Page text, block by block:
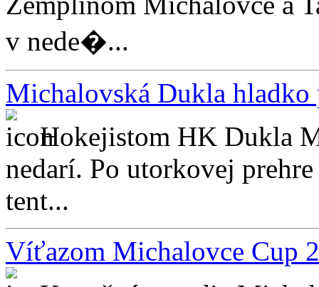
v nede�...
Michalovská Dukla
Hokejistom HK Dukla
nedarí. Po utorkovej
tent...
Víťazom Michalovce Cup